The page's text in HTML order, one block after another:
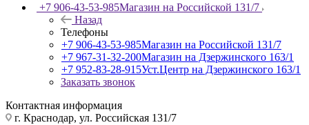
+7 906-43-53-985Магазин на Российской 131/7
Назад
Телефоны
+7 906-43-53-985Магазин на Российской 131/7
+7 967-31-32-200Магазин на Дзержинского 163/1
+7 952-83-28-915Уст.Центр на Дзержинского 163/1
Заказать звонок
Контактная информация
г. Краснодар, ул. Российская 131/7